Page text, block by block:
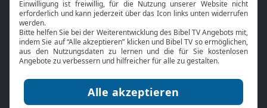
Bibel TV
Über uns
Jobs
Mediadaten
Service
Kontakt
TV-Empfang